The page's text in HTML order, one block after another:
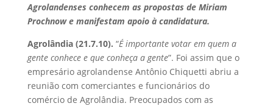
Agrolandenses conhecem as propostas de Miriam
Prochnow e manifestam apoio à candidatura.
Agrolândia (21.7.10). “É importante votar em quem a
gente conhece e que conheça a gente”. Foi assim que o
empresário agrolandense Antônio Chiquetti abriu a
reunião com comerciantes e funcionários do
comércio de Agrolândia. Preocupados com as